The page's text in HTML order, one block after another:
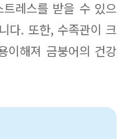
레스를 받을 수 있으
다. 또한, 수족관이 크
이해져 금붕어의 건강